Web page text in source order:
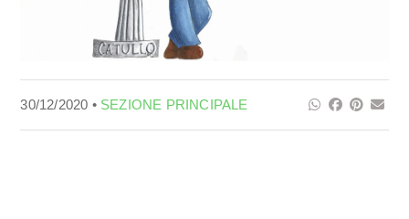
30/12/2020 • SEZIONE PRINCIPALE